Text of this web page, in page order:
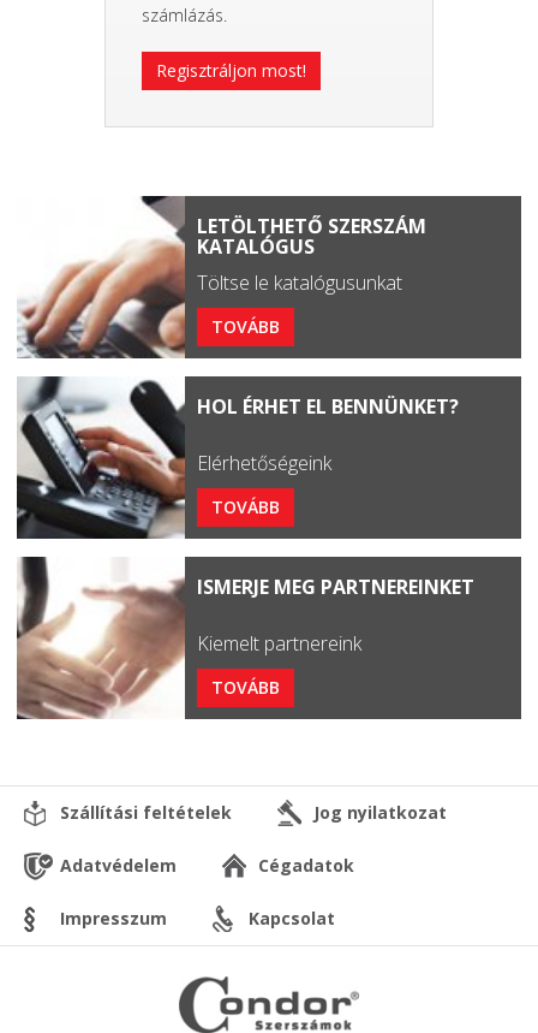
számlázás.
Regisztráljon most!
LETÖLTHETŐ SZERSZÁM
KATALÓGUS
Töltse le katalógusunkat
TOVÁBB
HOL ÉRHET EL BENNÜNKET?
Elérhetőségeink
TOVÁBB
ISMERJE MEG PARTNEREINKET
Kiemelt partnereink
TOVÁBB
Szállítási feltételek Jog nyilatkozat
Adatvédelem Cégadatok
Impresszum Kapcsolat